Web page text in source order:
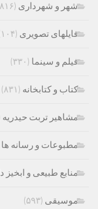
شهر و شهرداری (۸۱۶)
فایلهای تصویری (۱۰۴)
فیلم و سینما (۳۳۰)
کتاب و کتابخانه (۸۳۱)
مشاهیر تربت حیدریه
مطبوعات و رسانه ها
منابع طبیعی و ابخیز
موسیقی (۵۹۳)